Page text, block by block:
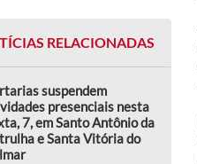
RELACIONADAS
suspendem
presenciais nesta
7, em Santo Antônio da
e Santa Vitória do